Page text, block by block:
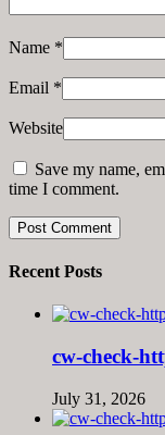
Name *
Email *
Website
Save my name,
time I comment.
Recent Posts
cw-check-
July 31, 2026